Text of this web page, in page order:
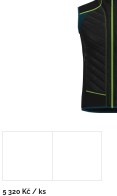
5 320 Kč / ks